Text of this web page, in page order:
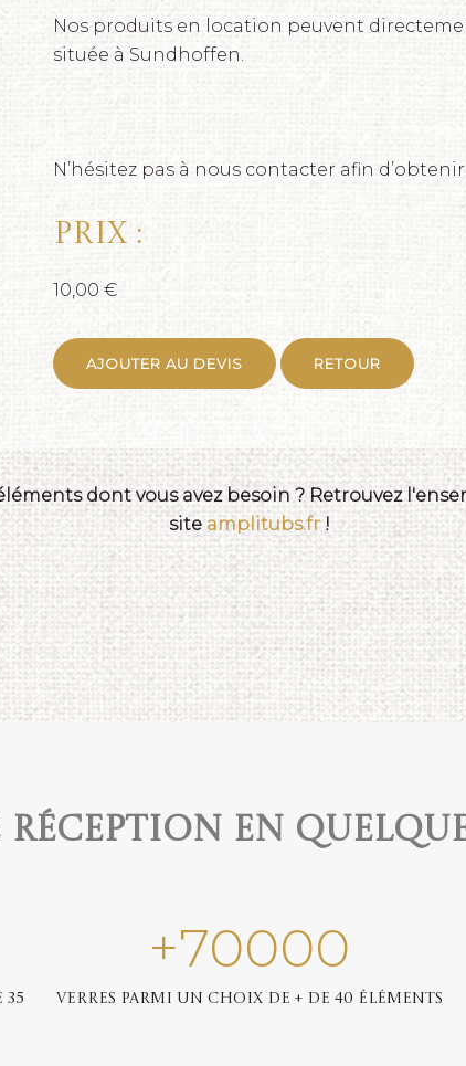
Nos produits en location peuvent
située à Sundhoffen.
N’hésitez pas à nous contacter afin
Prix :
10,00 €
AJOUTER AU DEVIS RETOUR
dont vous avez besoin ? Retrouvez
site amplitubs.fr !
réception en
+70000
Verres parmi un choix de + de 40 éléments